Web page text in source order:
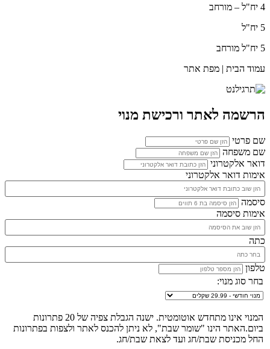
4 יח"ל – מורחב
5 יח"ל
5 יח"ל מורחב
עמוד הבית | מפת אתר
הרשמה לאתר ורכישת מנוי
שם פרטי
שם משפחה
דואר אלקטרוני
אימות דואר אלקטרוני
סיסמה
אימות סיסמה
כתה
טלפון
בחר סוג מנוי:
המנוי אינו מתחדש אוטומטית. ישנה הגבלת צפיה של 20 פתרונות
ביום.האתר הינו "שומר שבת", לא ניתן להכנס לאתר ולצפות בפתרונות
החל מכניסת שבת/חג ועד לצאת שבת/חג.